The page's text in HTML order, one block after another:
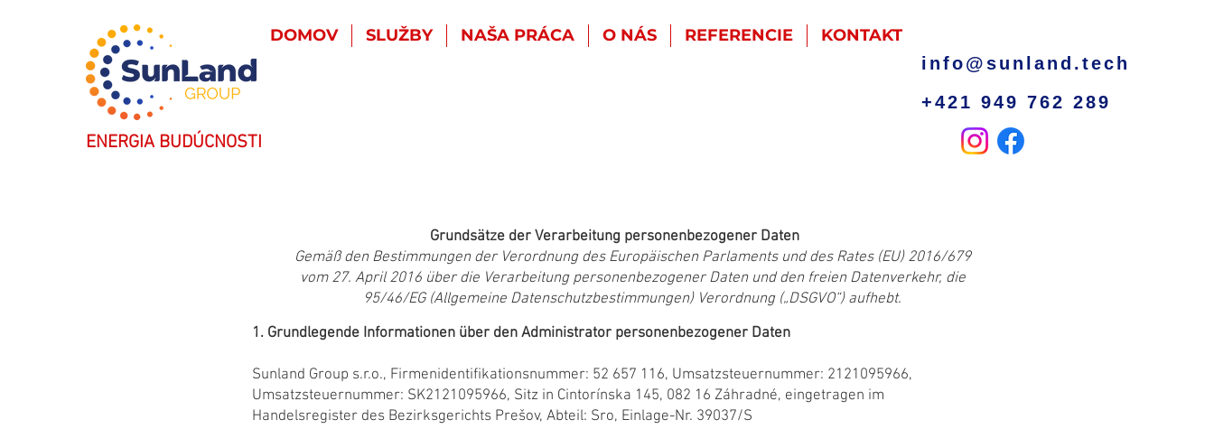
ENERGIA BUDÚCNOSTI
info@sunland.tech
+421 949 762 289
DOMOV SLUŽBY NAŠA PRÁCA O NÁS REFERENCIE KONTAKT
Grundsätze der Verarbeitung personenbezogener Daten
Gemäß den Bestimmungen der Verordnung des Europäischen Parlaments und des Rates (EU) 2016/679
vom 27. April 2016 über die Verarbeitung personenbezogener Daten und den freien Datenverkehr, die
95/46/EG (Allgemeine Datenschutzbestimmungen) Verordnung („DSGVO“) aufhebt.
1. Grundlegende Informationen über den Administrator personenbezogener Daten
Sunland Group s.r.o., Firmenidentifikationsnummer: 52 657 116, Umsatzsteuernummer: 2121095966,
Umsatzsteuernummer: SK2121095966, Sitz in Cintorínska 145, 082 16 Záhradné, eingetragen im
Handelsregister des Bezirksgerichts Prešov, Abteil: Sro, Einlage-Nr. 39037/S